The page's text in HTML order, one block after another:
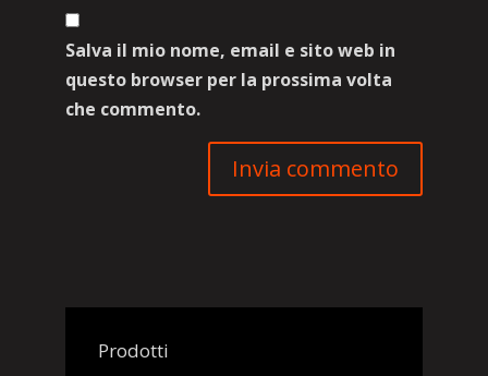
Salva il mio nome, email e sito web in
questo browser per la prossima volta
che commento.
Prodotti